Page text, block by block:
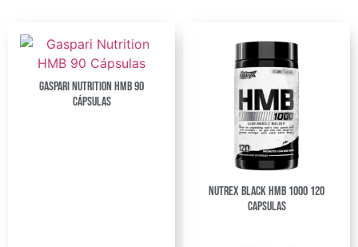
Gaspari Nutrition HMB 90
Cápsulas
Nutrex Black Hmb 1000 120
Capsulas